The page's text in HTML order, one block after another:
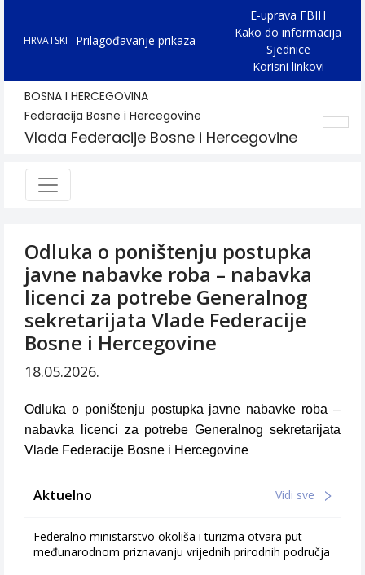
HRVATSKI Prilagođavanje prikaza
E-uprava FBIH
Kako do informacija
Sjednice
Korisni linkovi
BOSNA I HERCEGOVINA
Federacija Bosne i Hercegovine
Vlada Federacije Bosne i Hercegovine
Odluka o poništenju postupka
javne nabavke roba – nabavka
licenci za potrebe Generalnog
sekretarijata Vlade Federacije
Bosne i Hercegovine
18.05.2026.
Odluka o poništenju postupka javne nabavke roba –
nabavka licenci za potrebe Generalnog sekretarijata
Vlade Federacije Bosne i Hercegovine
Aktuelno Vidi sve
Federalno ministarstvo okoliša i turizma otvara put
međunarodnom priznavanju vrijednih prirodnih područja